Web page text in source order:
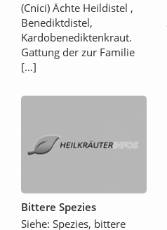
(Cnici) Ächte Heildistel ,
Benediktdistel,
Kardobenediktenkraut.
Gattung der zur Familie
[…]
Bittere Spezies
Siehe: Spezies, bittere